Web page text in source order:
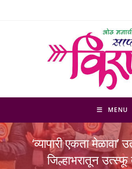
MENU
‘व्यापारी एकता मेळावा’
जिल्हाभरातून उत्स्फू